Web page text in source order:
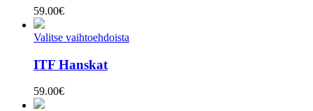
59.00€
Valitse vaihtoehdoista
ITF Hanskat
59.00€